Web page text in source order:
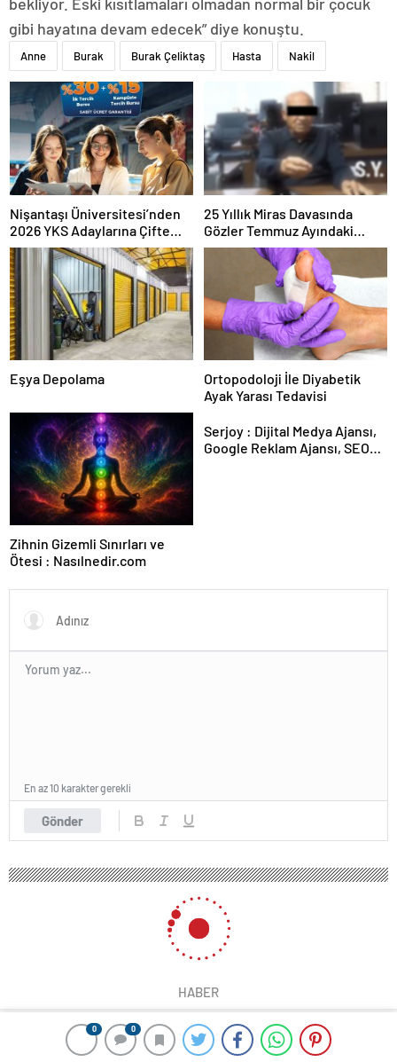
0 0
gibi hayatına devam edecek” diye konuştu.
Anne Burak Burak Çeliktaş Hasta Nakil
Nişantaşı Üniversitesi’nden
2026 YKS Adaylarına Çifte
Güvence: Sabit Ücret ve
Kesintisiz Burs
25 Yıllık Miras Davasında
Gözler Temmuz Ayındaki
Karar Duruşmasına Çevrildi
Eşya Depolama
Ortopodoloji İle Diyabetik
Ayak Yarası Tedavisi
Zihnin Gizemli Sınırları ve
Ötesi : Nasılnedir.com
Serjoy : Dijital Medya Ajansı,
Google Reklam Ajansı, SEO
Gönder
En az 10 karakter gerekli
HABER